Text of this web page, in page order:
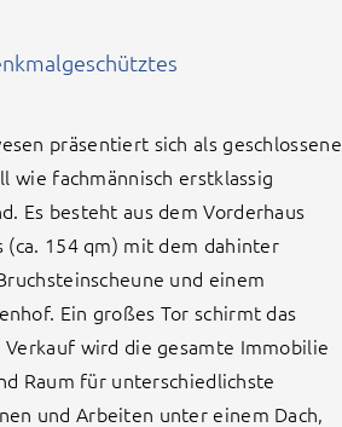
präsentiert sich als geschlossene
wie fachmännisch erstklassig
Es besteht aus dem Vorderhaus
(ca. 154 qm) mit dem dahinter
und einem
Ein großes Tor schirmt das
Verkauf wird die gesamte Immobilie
Raum für unterschiedlichste
und Arbeiten unter einem Dach,